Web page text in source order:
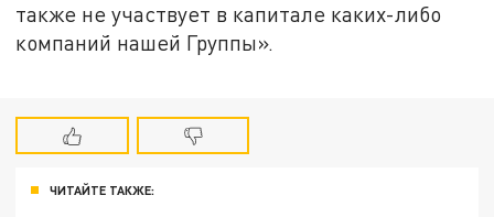
также не участвует в капитале каких-либо
компаний нашей Группы».
ЧИТАЙТЕ ТАКЖЕ: